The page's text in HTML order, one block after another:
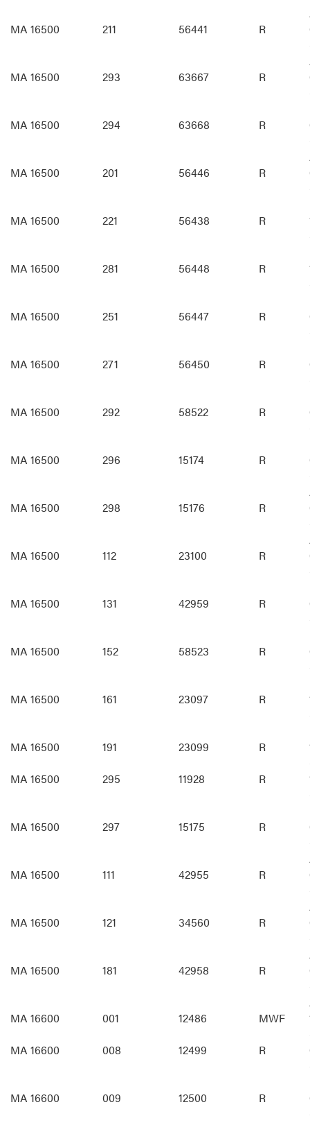
MA 16500
211 56441 R
MA 16500
293 63667 R
MA 16500
294 63668 R
MA 16500
201 56446 R
MA 16500
221 56438 R
MA 16500
281 56448 R
MA 16500
251 56447 R
MA 16500
271 56450 R
MA 16500
292 58522 R
MA 16500
296 15174 R
MA 16500
298 15176 R
MA 16500
112 23100 R
MA 16500
131 42959 R
MA 16500
152 58523 R
MA 16500
161 23097 R
MA 16500
191 23099 R
MA 16500
295 11928 R
MA 16500
297 15175 R
MA 16500
111 42955 R
MA 16500
121 34560 R
MA 16500
181 42958 R
MA 16600
001 12486 MWF
MA 16600
008 12499 R
MA 16600
009 12500 R